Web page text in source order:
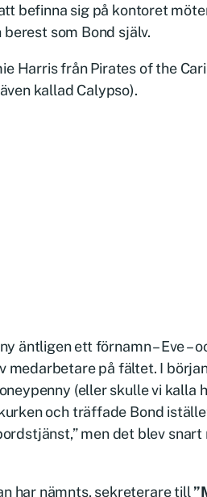
befinna sig på kontoret
som Bond själv.
Harris från Pirates of the
kallad Calypso).
äntligen ett förnamn – Eve –
medarbetare på fältet. I
(eller skulle vi kalla
och träffade Bond
men det blev snart
har nämnts, sekreterare till